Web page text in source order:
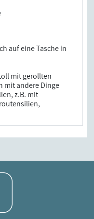
auf eine Tasche in
mit gerollten
mit andere Dinge
z.B. mit